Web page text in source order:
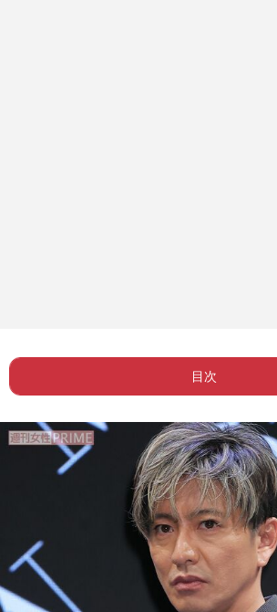
目次
Page 1
ー キムタクのインスタ
感の声
ー ダメなSNSの使い方し